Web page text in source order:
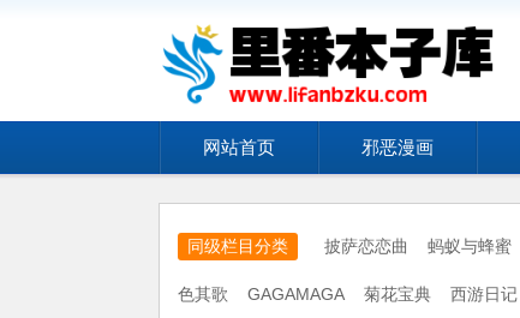
网站首页 邪恶漫画
同级栏目分类 披萨恋恋曲 蚂蚁与蜂蜜
色其歌 GAGAMAGA 菊花宝典 西游日记